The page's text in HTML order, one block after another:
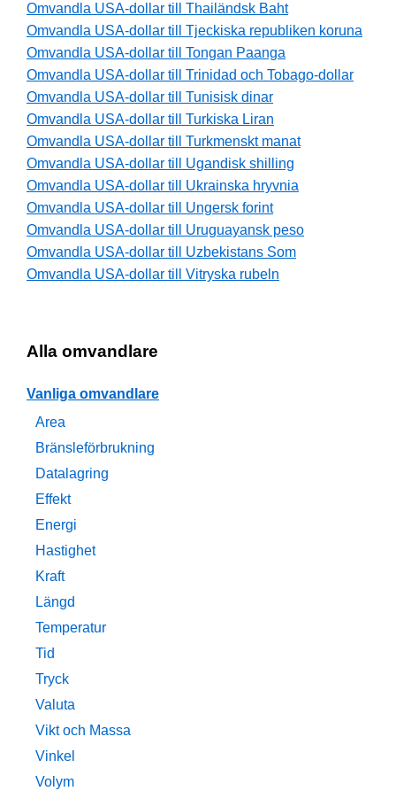
Omvandla USA-dollar till Thailändsk Baht
Omvandla USA-dollar till Tjeckiska republiken koruna
Omvandla USA-dollar till Tongan Paanga
Omvandla USA-dollar till Trinidad och Tobago-dollar
Omvandla USA-dollar till Tunisisk dinar
Omvandla USA-dollar till Turkiska Liran
Omvandla USA-dollar till Turkmenskt manat
Omvandla USA-dollar till Ugandisk shilling
Omvandla USA-dollar till Ukrainska hryvnia
Omvandla USA-dollar till Ungersk forint
Omvandla USA-dollar till Uruguayansk peso
Omvandla USA-dollar till Uzbekistans Som
Omvandla USA-dollar till Vitryska rubeln
Alla omvandlare
Vanliga omvandlare
Area
Bränsleförbrukning
Datalagring
Effekt
Energi
Hastighet
Kraft
Längd
Temperatur
Tid
Tryck
Valuta
Vikt och Massa
Vinkel
Volym